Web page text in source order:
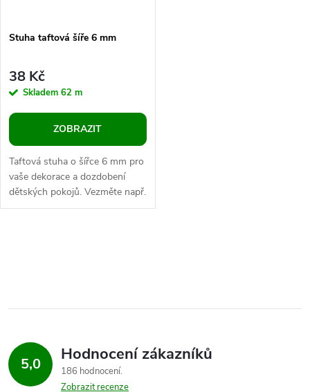
Stuha taftová šíře 6 mm
38 Kč
Skladem 62 m
ZOBRAZIT
Taftová stuha o šířce 6 mm pro
vaše dekorace a dozdobení
dětských pokojů. Vezměte např.
růžovou, přeložte napůl,
l
d 5,0 Hodnocení zákazníků
186 hodnocení
Zobrazit recenze